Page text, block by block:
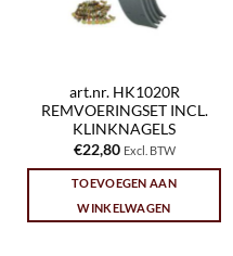
art.nr. HK1020R
REMVOERINGSET INCL.
KLINKNAGELS
€22,80 Excl. BTW
TOEVOEGEN AAN
WINKELWAGEN